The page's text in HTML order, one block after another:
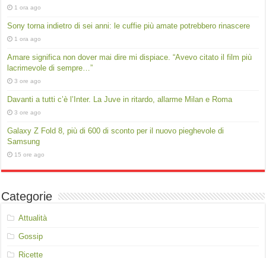
1 ora ago
Sony torna indietro di sei anni: le cuffie più amate potrebbero rinascere
1 ora ago
Amare significa non dover mai dire mi dispiace. “Avevo citato il film più
lacrimevole di sempre…”
3 ore ago
Davanti a tutti c’è l’Inter. La Juve in ritardo, allarme Milan e Roma
3 ore ago
Galaxy Z Fold 8, più di 600 di sconto per il nuovo pieghevole di
Samsung
15 ore ago
Categorie
Attualità
Gossip
Ricette